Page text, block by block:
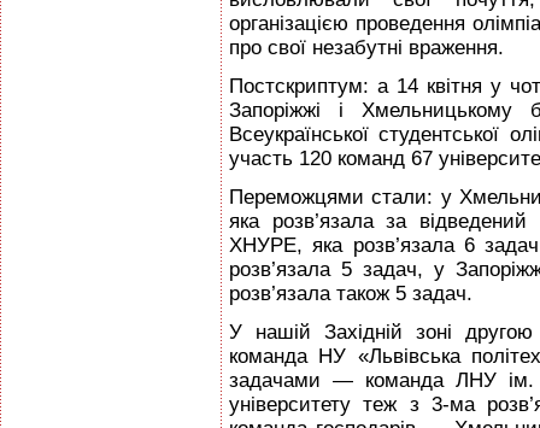
організацією проведення
про свої незабутні враження.
Постскриптум: а 14 квітня у
Запоріжжі і Хмельницькому
Всеукраїнської студентської
участь 120 команд 67
Переможцями стали: у
яка розв’язала за
ХНУРЕ, яка розв’язала 6
розв’язала 5 задач, у
розв’язала також 5 задач.
У нашій Західній зоні
команда НУ «Львівська
задачами — команда ЛНУ ім.
університету теж з 3-ма